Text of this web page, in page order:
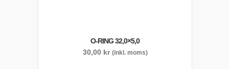
O-RING 32,0×5,0
30,00 kr (inkl. moms)